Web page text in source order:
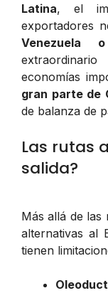
Latina, el
exportadores
Venezuela
economías
gran parte de
de balanza de
Las rutas
salida?
Más allá de las
alternativas al
tienen